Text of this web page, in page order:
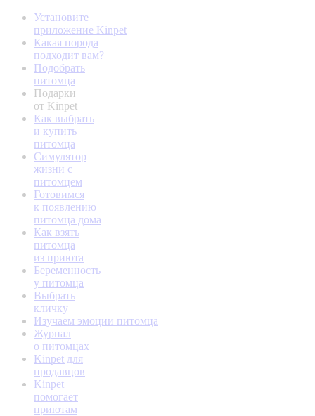
Установите
приложение Kinpet
Какая порода
подходит вам?
Подобрать
питомца
Подарки
от Kinpet
Как выбрать
и купить
питомца
Симулятор
жизни с
питомцем
Готовимся
к появлению
питомца дома
Как взять
питомца
из приюта
Беременность
у питомца
Выбрать
кличку
Изучаем эмоции питомца
Журнал
о питомцах
Kinpet для
продавцов
Kinpet
помогает
приютам